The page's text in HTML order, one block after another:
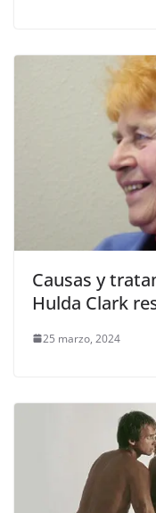
Causas y
Hulda Clark
25 marzo, 2024